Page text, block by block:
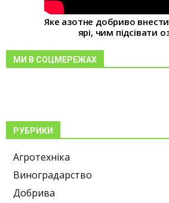
Яке азотне добриво
ярі, чим підсівати
МИ В СОЦМЕРЕЖАХ
РУБРИКИ
Агротехніка
Виноградарство
Добрива